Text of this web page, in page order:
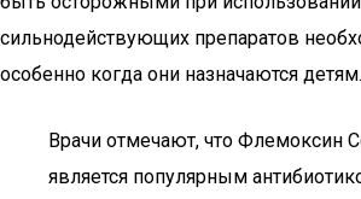
сильнодействующих препаратов
особенно когда они назначаются детям.
Врачи отмечают, что Флемоксин
является популярным